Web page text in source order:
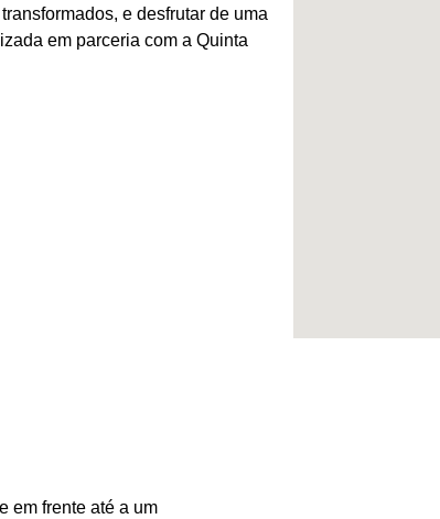
e desfrutar de uma
em parceria com a Quinta
em frente até a um